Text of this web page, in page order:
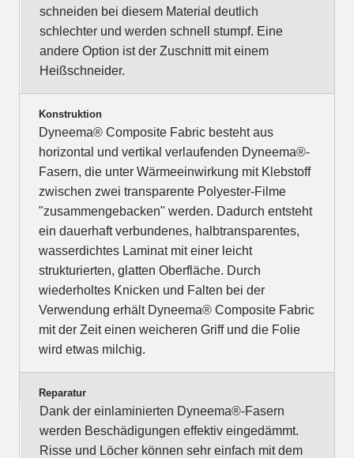
schneiden bei diesem Material deutlich
schlechter und werden schnell stumpf. Eine
andere Option ist der Zuschnitt mit einem
Heißschneider.
Konstruktion
Dyneema® Composite Fabric besteht aus
horizontal und vertikal verlaufenden Dyneema®-
Fasern, die unter Wärmeeinwirkung mit Klebstoff
zwischen zwei transparente Polyester-Filme
"zusammengebacken" werden. Dadurch entsteht
ein dauerhaft verbundenes, halbtransparentes,
wasserdichtes Laminat mit einer leicht
strukturierten, glatten Oberfläche. Durch
wiederholtes Knicken und Falten bei der
Verwendung erhält Dyneema® Composite Fabric
mit der Zeit einen weicheren Griff und die Folie
wird etwas milchig.
Reparatur
Dank der einlaminierten Dyneema®-Fasern
werden Beschädigungen effektiv eingedämmt.
Risse und Löcher können sehr einfach mit dem